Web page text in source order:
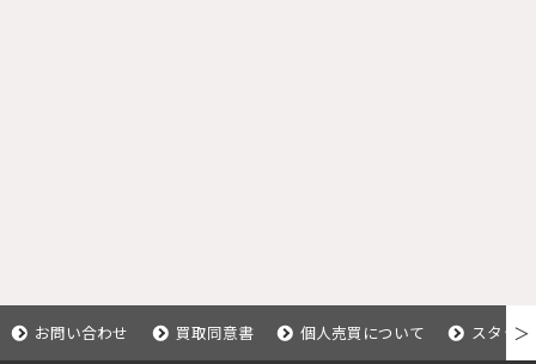
お問い合わせ 買取同意書 個人売買について スタッ＞